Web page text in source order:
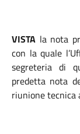
VISTA la nota
con la quale
segreteria di
predetta nota
riunione tecnica